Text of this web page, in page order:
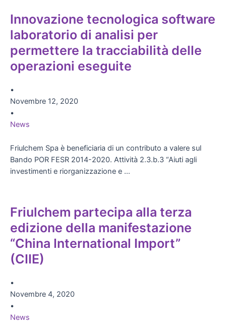
Innovazione tecnologica software
laboratorio di analisi per
permettere la tracciabilità delle
operazioni eseguite
•
Novembre 12, 2020
•
News
Friulchem Spa è beneficiaria di un contributo a valere sul
Bando POR FESR 2014-2020. Attività 2.3.b.3 “Aiuti agli
investimenti e riorganizzazione e …
Friulchem partecipa alla terza
edizione della manifestazione
“China International Import”
(CIIE)
•
Novembre 4, 2020
•
News